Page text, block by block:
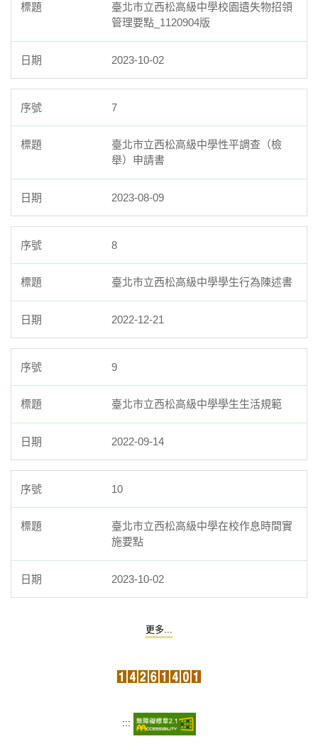
臺北市立西松高級中學校園遺失物招領
管理要點_1120904版
2023-10-02
7
臺北市立西松高級中學性平調查（檢
舉）申請書
2023-08-09
8
臺北市立西松高級中學學生行為陳述書
2022-12-21
9
臺北市立西松高級中學學生生活規範
2022-09-14
10
臺北市立西松高級中學在校作息時間實
施要點
2023-10-02
更多...
:::